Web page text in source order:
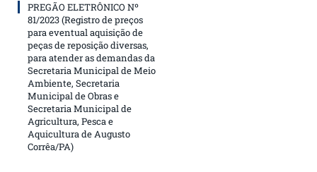
PREGÃO ELETRÔNICO Nº
81/2023 (Registro de preços
para eventual aquisição de
peças de reposição diversas,
para atender as demandas da
Secretaria Municipal de Meio
Ambiente, Secretaria
Municipal de Obras e
Secretaria Municipal de
Agricultura, Pesca e
Aquicultura de Augusto
Corrêa/PA)